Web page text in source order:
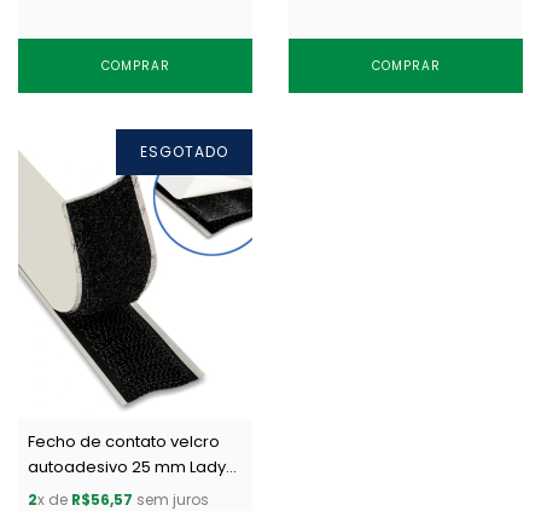
COMPRAR COMPRAR
ESGOTADO
Fecho de contato velcro
autoadesivo 25 mm Lady
Velok AA 1 preto c/ 10 m
2x de R$56,57 sem juros